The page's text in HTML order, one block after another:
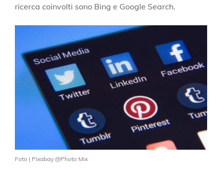
ricerca coinvolti sono Bing e Google Search.
Foto | Pixabay @Photo Mix